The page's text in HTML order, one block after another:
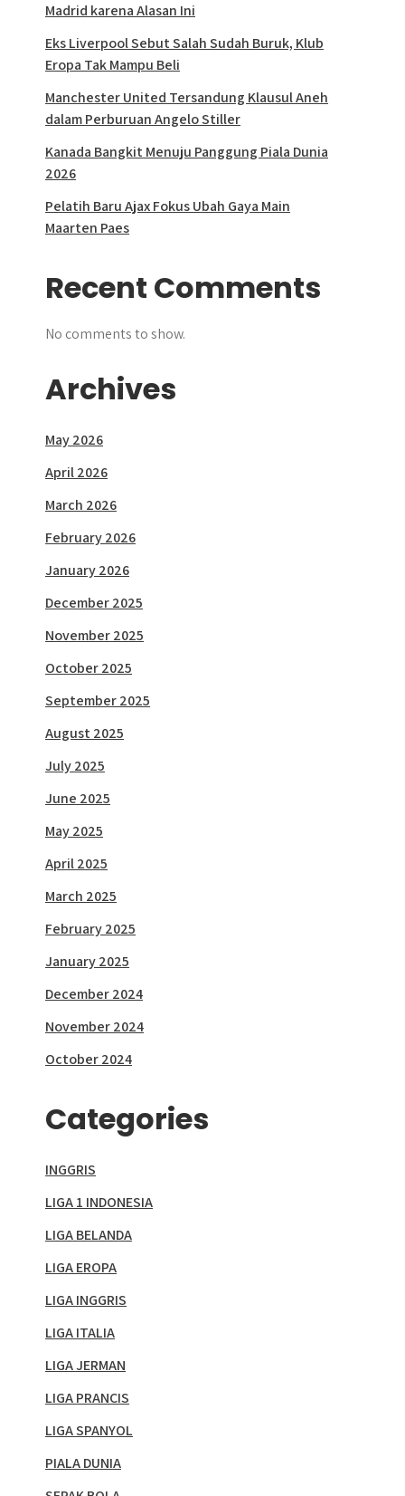
Madrid karena Alasan Ini
Eks Liverpool Sebut Salah Sudah Buruk, Klub
Eropa Tak Mampu Beli
Manchester United Tersandung Klausul Aneh
dalam Perburuan Angelo Stiller
Kanada Bangkit Menuju Panggung Piala Dunia
2026
Pelatih Baru Ajax Fokus Ubah Gaya Main
Maarten Paes
Recent Comments
No comments to show.
Archives
May 2026
April 2026
March 2026
February 2026
January 2026
December 2025
November 2025
October 2025
September 2025
August 2025
July 2025
June 2025
May 2025
April 2025
March 2025
February 2025
January 2025
December 2024
November 2024
October 2024
Categories
INGGRIS
LIGA 1 INDONESIA
LIGA BELANDA
LIGA EROPA
LIGA INGGRIS
LIGA ITALIA
LIGA JERMAN
LIGA PRANCIS
LIGA SPANYOL
PIALA DUNIA